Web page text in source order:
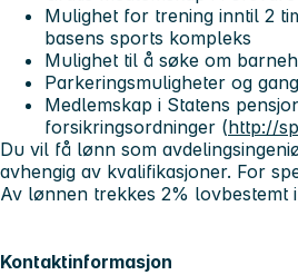
Mulighet for trening inntil 2
basens sports kompleks
Mulighet til å søke om
Parkeringsmuligheter og
Medlemskap i Statens
forsikringsordninger (http://
Du vil få lønn som
avhengig av kvalifikasjoner. For
Av lønnen trekkes 2% lovbestemt
Kontaktinformasjon